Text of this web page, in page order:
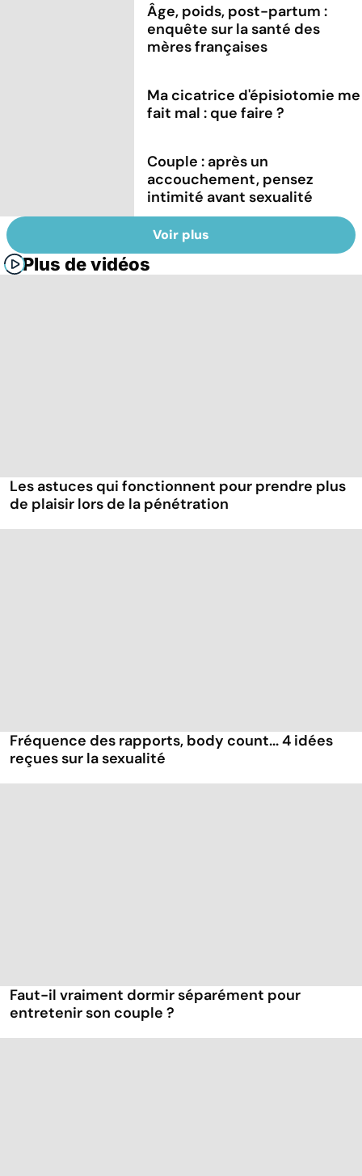
Âge, poids, post-partum :
enquête sur la santé des
mères françaises
Ma cicatrice d'épisiotomie me
fait mal : que faire ?
Couple : après un
accouchement, pensez
intimité avant sexualité
Voir plus
Plus de vidéos
Les astuces qui fonctionnent pour prendre plus
de plaisir lors de la pénétration
Fréquence des rapports, body count... 4 idées
reçues sur la sexualité
Faut-il vraiment dormir séparément pour
entretenir son couple ?